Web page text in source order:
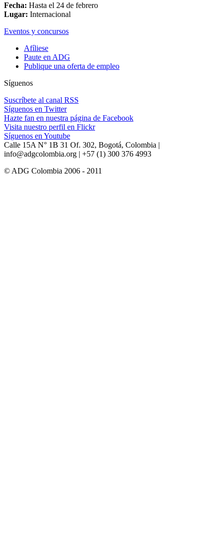
Fecha: Hasta el 24 de febrero
Lugar: Internacional
Eventos y concursos
Afíliese
Paute en ADG
Publique una oferta de empleo
Síguenos
Suscríbete al canal RSS
Síguenos en Twitter
Hazte fan en nuestra página de Facebook
Visita nuestro perfil en Flickr
Síguenos en Youtube
Calle 15A N° 1B 31 Of. 302, Bogotá, Colombia |
info@adgcolombia.org | +57 (1) 300 376 4993
© ADG Colombia 2006 - 2011